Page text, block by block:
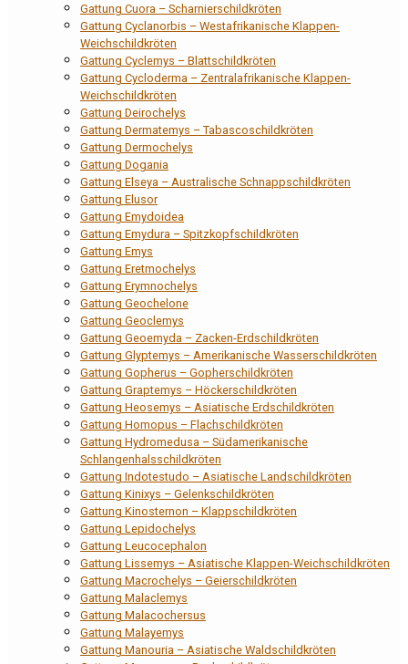
Gattung Cuora – Scharnierschildkröten
Gattung Cyclanorbis – Westafrikanische Klappen-
Weichschildkröten
Gattung Cyclemys – Blattschildkröten
Gattung Cycloderma – Zentralafrikanische Klappen-
Weichschildkröten
Gattung Deirochelys
Gattung Dermatemys – Tabascoschildkröten
Gattung Dermochelys
Gattung Dogania
Gattung Elseya – Australische Schnappschildkröten
Gattung Elusor
Gattung Emydoidea
Gattung Emydura – Spitzkopfschildkröten
Gattung Emys
Gattung Eretmochelys
Gattung Erymnochelys
Gattung Geochelone
Gattung Geoclemys
Gattung Geoemyda – Zacken-Erdschildkröten
Gattung Glyptemys – Amerikanische Wasserschildkröten
Gattung Gopherus – Gopherschildkröten
Gattung Graptemys – Höckerschildkröten
Gattung Heosemys – Asiatische Erdschildkröten
Gattung Homopus – Flachschildkröten
Gattung Hydromedusa – Südamerikanische
Schlangenhalsschildkröten
Gattung Indotestudo – Asiatische Landschildkröten
Gattung Kinixys – Gelenkschildkröten
Gattung Kinosternon – Klappschildkröten
Gattung Lepidochelys
Gattung Leucocephalon
Gattung Lissemys – Asiatische Klappen-Weichschildkröten
Gattung Macrochelys – Geierschildkröten
Gattung Malaclemys
Gattung Malacochersus
Gattung Malayemys
Gattung Manouria – Asiatische Waldschildkröten